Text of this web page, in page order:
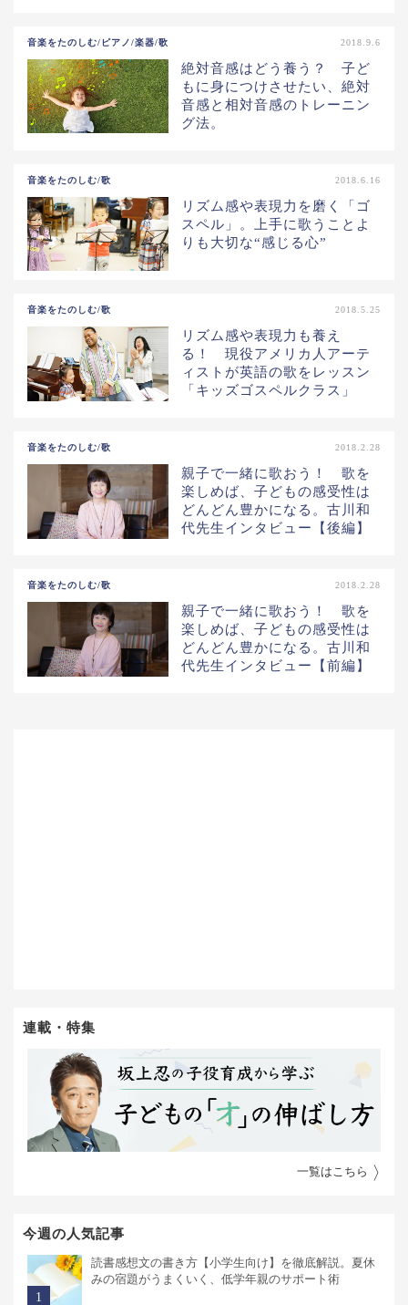
音楽をたのしむ/ピアノ/楽器/歌 2018.9.6
絶対音感はどう養う？ 子ど
もに身につけさせたい、絶対
音感と相対音感のトレーニン
グ法。
音楽をたのしむ/歌 2018.6.16
リズム感や表現力を磨く「ゴ
スペル」。上手に歌うことよ
りも大切な“感じる心”
音楽をたのしむ/歌 2018.5.25
リズム感や表現力も養え
る！ 現役アメリカ人アーテ
ィストが英語の歌をレッスン
「キッズゴスペルクラス」
音楽をたのしむ/歌 2018.2.28
親子で一緒に歌おう！ 歌を
楽しめば、子どもの感受性は
どんどん豊かになる。古川和
代先生インタビュー【後編】
音楽をたのしむ/歌 2018.2.28
親子で一緒に歌おう！ 歌を
楽しめば、子どもの感受性は
どんどん豊かになる。古川和
代先生インタビュー【前編】
連載・特集
一覧はこちら
今週の人気記事
読書感想文の書き方【小学生向け】を徹底解説。夏休
みの宿題がうまくいく、低学年親のサポート術